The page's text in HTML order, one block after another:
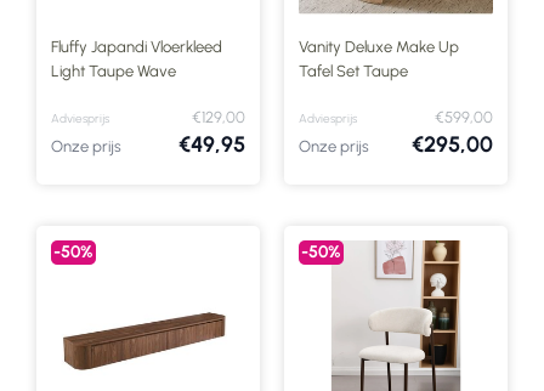
Fluffy Japandi Vloerkleed
Light Taupe Wave
Adviesprijs
€129,00
Onze prijs
€49,95
Vanity Deluxe Make Up
Tafel Set Taupe
Adviesprijs
€599,00
Onze prijs
€295,00
-50% -50%